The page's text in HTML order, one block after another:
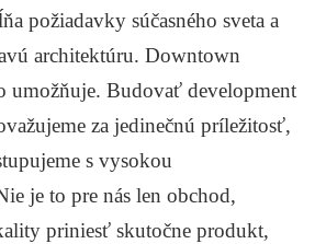
požiadavky súčasného sveta a
architektúru. Downtown
umožňuje. Budovať development
za jedinečnú príležitosť,
s vysokou
je to pre nás len obchod,
priniesť skutočne produkt,